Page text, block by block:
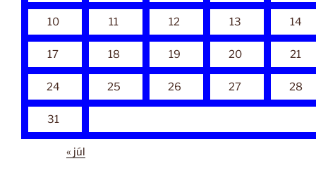
10 11 12 13 14
17 18 19 20 21
24 25 26 27 28
31
« júl